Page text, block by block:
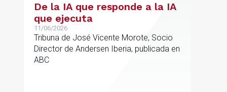
De la IA que responde a la IA
que ejecuta
11/06/2026
Tribuna de José Vicente Morote, Socio
Director de Andersen Iberia, publicada en
ABC